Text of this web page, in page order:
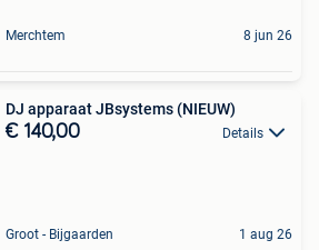
Merchtem 8 jun 26
DJ apparaat JBsystems (NIEUW)
€ 140,00 Details
Groot - Bijgaarden 1 aug 26